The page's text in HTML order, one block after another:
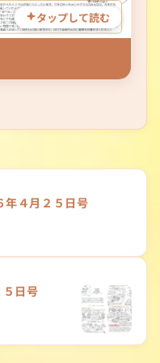
タップして読む
年４月２５日号
５日号